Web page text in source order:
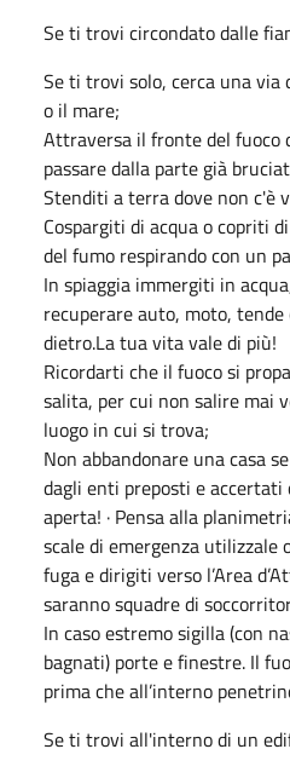
Se ti trovi circondato dalle
Se ti trovi solo, cerca una via
o il mare;
Attraversa il fronte del fuoco
passare dalla parte già
Stenditi a terra dove non c'è
Cospargiti di acqua o copriti
del fumo respirando con un
In spiaggia immergiti in
recuperare auto, moto,
dietro.La tua vita vale di più!
Ricordarti che il fuoco si
salita, per cui non salire mai
luogo in cui si trova;
Non abbandonare una casa
dagli enti preposti e accertati
aperta! · Pensa alla
scale di emergenza utilizzale
fuga e dirigiti verso l’Area
saranno squadre di
In caso estremo sigilla (con
bagnati) porte e finestre. Il
prima che all’interno
Se ti trovi all'interno di un